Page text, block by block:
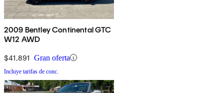
2009 Bentley Continental GTC
W12 AWD
$41,891 Gran oferta
Incluye tarifas de conc.